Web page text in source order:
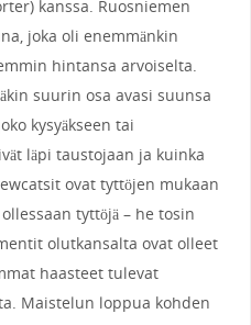
kanssa. Ruosniemen
joka oli enemmänkin
hintansa arvoiselta.
suurin osa avasi suunsa
kysyäkseen tai
läpi taustojaan ja kuinka
ovat tyttöjen mukaan
tyttöjä – he tosin
olutkansalta ovat olleet
haasteet tulevat
Maistelun loppua kohden